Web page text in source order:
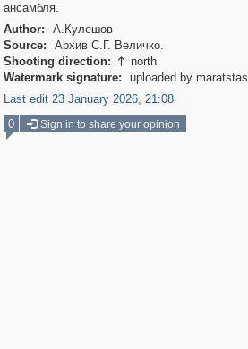
ансамбля.
Author:
А.Кулешов
Source:
Архив С.Г. Величко.
Shooting direction:  north
Watermark signature:
uploaded by maratstas
Last edit 23 January 2026, 21:08
0
Sign in to share your opinion